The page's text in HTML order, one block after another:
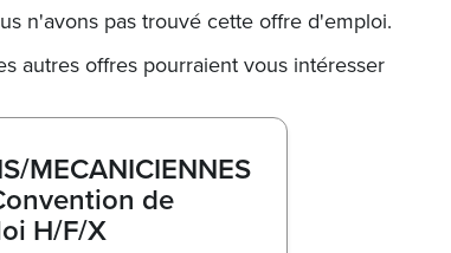
n'avons pas trouvé cette offre d'emploi.
autres offres pourraient vous intéresser
MECANICIENNES
de
H/F/X